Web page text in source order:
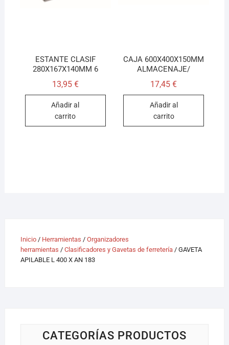
ESTANTE CLASIF
280X167X140MM 6
13,95 €
Añadir al
carrito
CAJA 600X400X150MM
ALMACENAJE/
17,45€
Añadir al
carrito
Inicio/ Herramientas / Organizadores
herramientas / Clasificadores y Gavetas de ferretería/ GAVETA
APILABLE L 400 X AN 183
CATEGORÍAS PRODUCTOS